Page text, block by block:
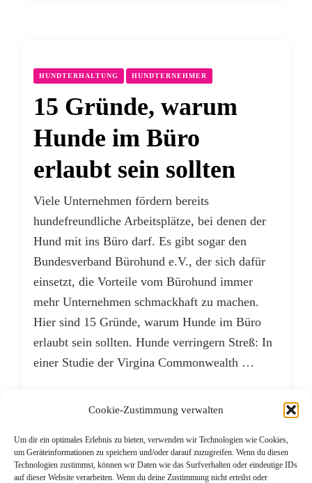
Cookie-Zustimmung verwalten
Um dir ein optimales Erlebnis zu bieten, verwenden wir Technologien wie Cookies,
um Geräteinformationen zu speichern und/oder darauf zuzugreifen. Wenn du diesen
Technologien zustimmst, können wir Daten wie das Surfverhalten oder eindeutige IDs
auf dieser Website verarbeiten. Wenn du deine Zustimmung nicht erteilst oder
HUNDTERHALTUNG HUNDTERNEHMER
15 Gründe, warum
Hunde im Büro
erlaubt sein sollten
Viele Unternehmen fördern bereits
hundefreundliche Arbeitsplätze, bei denen der
Hund mit ins Büro darf. Es gibt sogar den
Bundesverband Bürohund e.V., der sich dafür
einsetzt, die Vorteile vom Bürohund immer
mehr Unternehmen schmackhaft zu machen.
Hier sind 15 Gründe, warum Hunde im Büro
erlaubt sein sollten. Hunde verringern Streß: In
einer Studie der Virgina Commonwealth …
NOVEMBER 9, 2017